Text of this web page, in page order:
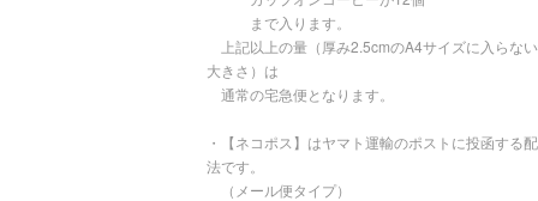
まで入ります。
上記以上の量（厚み2.5cmのA4サイズに入らない
大きさ）は
通常の宅急便となります。
・【ネコポス】はヤマト運輸のポストに投函する
法です。
（メール便タイプ）